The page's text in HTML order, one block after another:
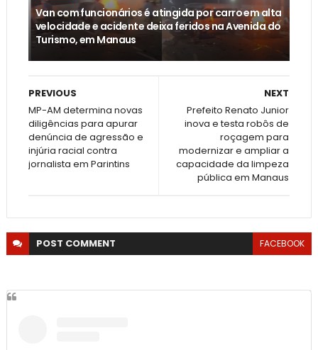
Van com funcionários é atingida por carro em alta
velocidade e acidente deixa feridos na Avenida do
Turismo, em Manaus
NEXT
Prefeito Renato Junior
inova e testa robôs de
roçagem para
modernizar e ampliar a
capacidade da limpeza
pública em Manaus
PREVIOUS
MP-AM determina novas
diligências para apurar
denúncia de agressão e
injúria racial contra
jornalista em Parintins
POST COMMENT FACEBOOK